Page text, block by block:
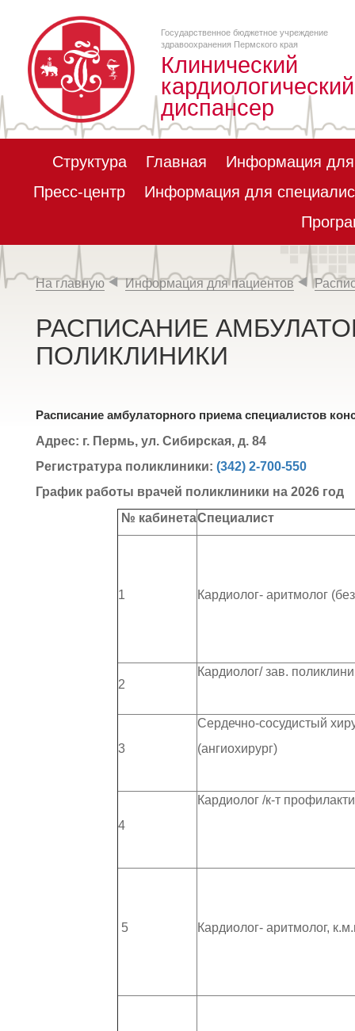
Государственное бюджетное учреждение
здравоохранения Пермского края
Клинический
кардиологический
диспансер
Структура Главная
Информация для
Пресс-центр
Информация для
На главную Информация для пациентов
РАСПИСАНИЕ
ПОЛИКЛИНИКИ
Расписание амбулаторного приема специалистов
Адрес: г. Пермь, ул. Сибирская, д. 84
Регистратура поликлиники: (342) 2-700-550
График работы врачей поликлиники на 2026 год
№ кабинетаСпециалист
1 Кардиолог- аритмолог
2
Кардиолог/ зав.
3
Сердечно-сосудистый
(ангиохирург)
4
Кардиолог /к-т
5 Кардиолог- аритмолог,